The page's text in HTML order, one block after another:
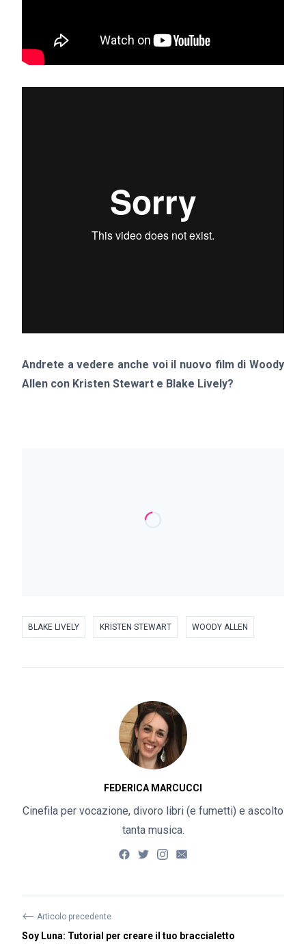
Andrete a vedere anche voi il nuovo film di Woody
Allen con Kristen Stewart e Blake Lively?
BLAKE LIVELY KRISTEN STEWART WOODY ALLEN
FEDERICA MARCUCCI
Cinefila per vocazione, divoro libri (e fumetti) e ascolto
tanta musica.
⟵ Articolo precedente
Soy Luna: Tutorial per creare il tuo braccialetto